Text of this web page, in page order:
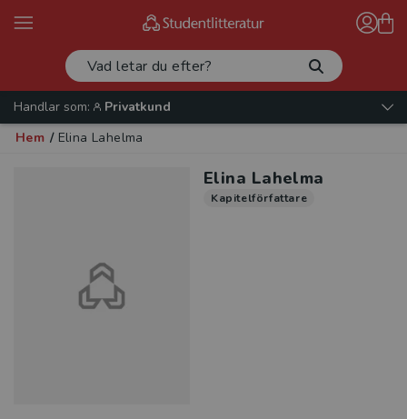
Handlar som:
Privatkund
Hem / Elina Lahelma
Elina Lahelma
Kapitelförfattare